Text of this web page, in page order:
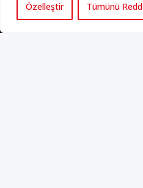
Özelleştir Tümünü